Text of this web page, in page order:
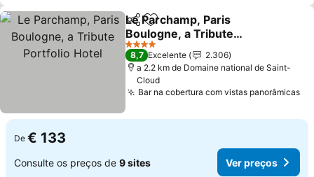
PartilharAdicionar aos favoritos
Le Parchamp, Paris
Boulogne, a Tribute
Portfolio Hotel
Ver preços
4 Estrelas
8,7 Excelente
2.306
a 2.2 km de Domaine national de Saint-
Cloud
Bar na cobertura com vistas panorâmicas
De € 133
Consulte os preços de 9 sites Ver preços